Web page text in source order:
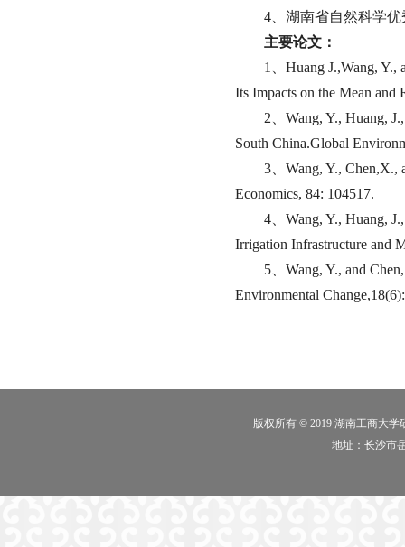
4、湖南省自然科学优
主要论文：
1、Huang J.,Wang, Y.,
Its Impacts on the Mean
2、Wang, Y., Huang,
South China.Global
3、Wang, Y., Chen,X.,
Economics, 84: 104517.
4、Wang, Y., Huang,
Irrigation Infrastructure and
5、Wang, Y., and
Environmental
版权所有 © 2019 湖南工商大学
地址：长沙市